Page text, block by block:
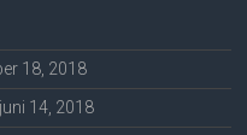
18, 2018
juni 14, 2018